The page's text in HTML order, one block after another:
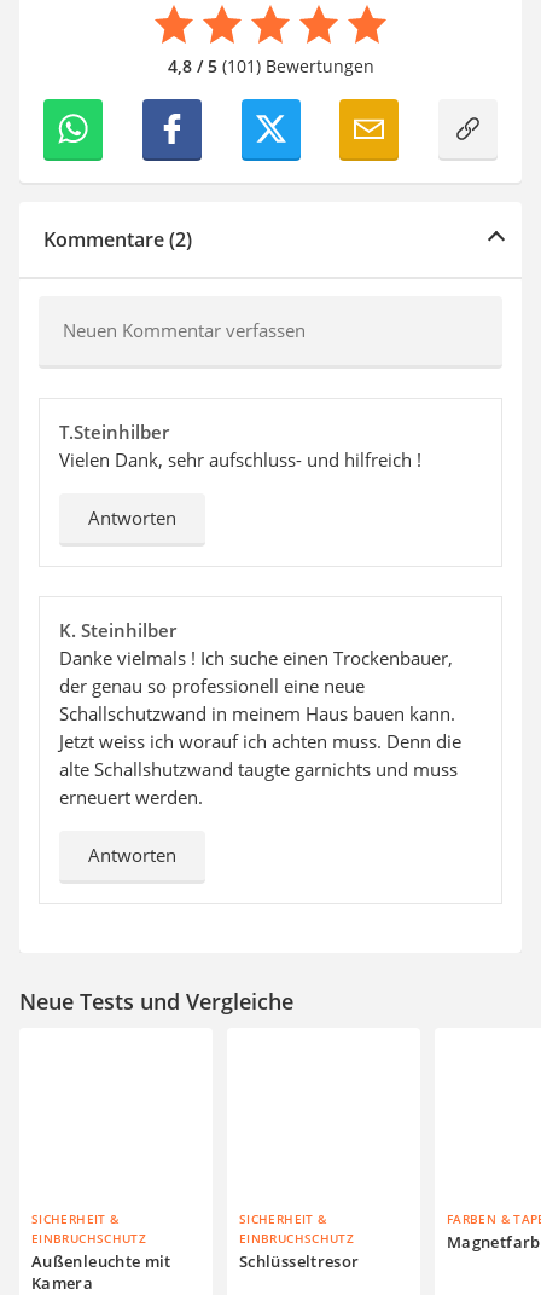
4,8 / 5(101) Bewertungen
Kommentare (2)
Neuen Kommentar verfassen
T.Steinhilber
Vielen Dank, sehr aufschluss- und hilfreich !
Antworten
K. Steinhilber
Danke vielmals ! Ich suche einen Trockenbauer,
der genau so professionell eine neue
Schallschutzwand in meinem Haus bauen kann.
Jetzt weiss ich worauf ich achten muss. Denn die
alte Schallshutzwand taugte garnichts und muss
erneuert werden.
Antworten
Neue Tests und Vergleiche
SICHERHEIT &
EINBRUCHSCHUTZ
Außenleuchte mit
Kamera
SICHERHEIT &
EINBRUCHSCHUTZ
Schlüsseltresor
FARBEN &